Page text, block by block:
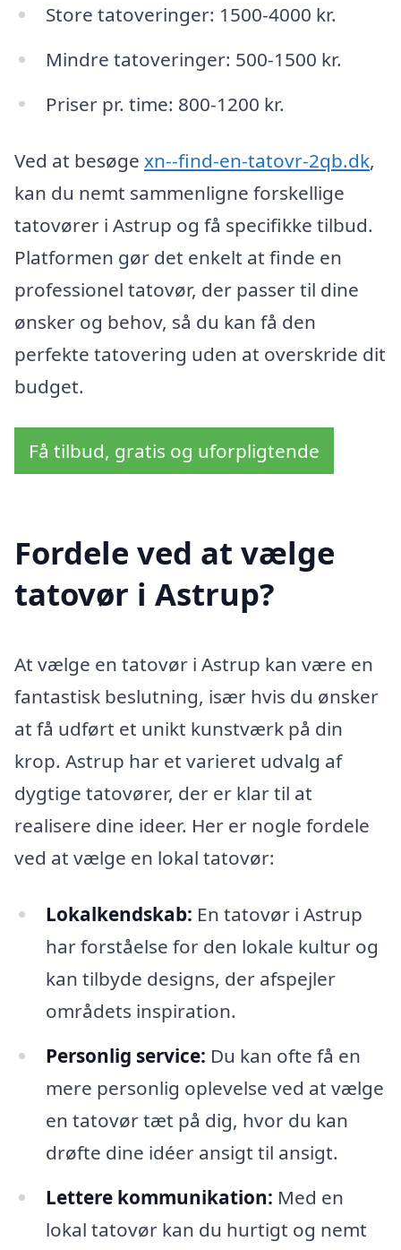
Store tatoveringer: 1500-4000 kr.
Mindre tatoveringer: 500-1500 kr.
Priser pr. time: 800-1200 kr.
Ved at besøge xn--find-en-tatovr-2qb.dk,
kan du nemt sammenligne forskellige
tatovører i Astrup og få specifikke tilbud.
Platformen gør det enkelt at finde en
professionel tatovør, der passer til dine
ønsker og behov, så du kan få den
perfekte tatovering uden at overskride dit
budget.
Få tilbud, gratis og uforpligtende
Fordele ved at vælge
tatovør i Astrup?
At vælge en tatovør i Astrup kan være en
fantastisk beslutning, især hvis du ønsker
at få udført et unikt kunstværk på din
krop. Astrup har et varieret udvalg af
dygtige tatovører, der er klar til at
realisere dine ideer. Her er nogle fordele
ved at vælge en lokal tatovør:
Lokalkendskab: En tatovør i Astrup
har forståelse for den lokale kultur og
kan tilbyde designs, der afspejler
områdets inspiration.
Personlig service: Du kan ofte få en
mere personlig oplevelse ved at vælge
en tatovør tæt på dig, hvor du kan
drøfte dine idéer ansigt til ansigt.
Lettere kommunikation: Med en
lokal tatovør kan du hurtigt og nemt